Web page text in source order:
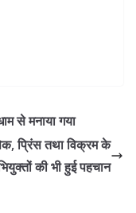
से मनाया गया
प्रिंस तथा विक्रम के
की भी हुई पहचान